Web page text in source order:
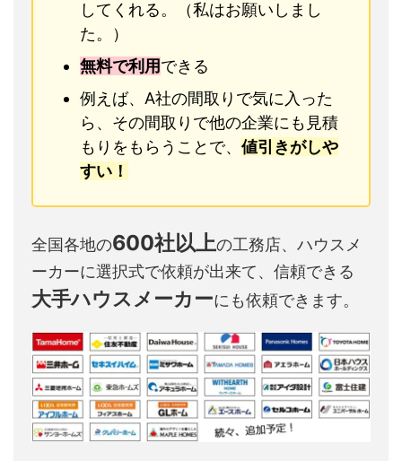
してくれる。（私はお願いしまし
た。）
無料で利用できる
例えば、A社の間取りで気に入った
ら、その間取りで他の企業にも見積
もりをもらうことで、 値引きがしや
すい！
全国各地の600社以上の工務店、ハウスメ
ーカーに選択式で依頼が出来て、信頼できる
大手ハウスメーカーにも依頼できます。